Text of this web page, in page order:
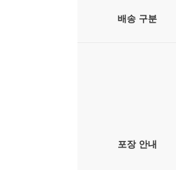
Ⅲ. 인권적 관점에서 본
Ⅳ. 탈북자 인권운동
제10장 성 소수자의 인
Ⅰ. 들어가며
Ⅱ. 성 소수자 문제의 정책
1. 성 소수자 문제의
배송 구분
포장 안내